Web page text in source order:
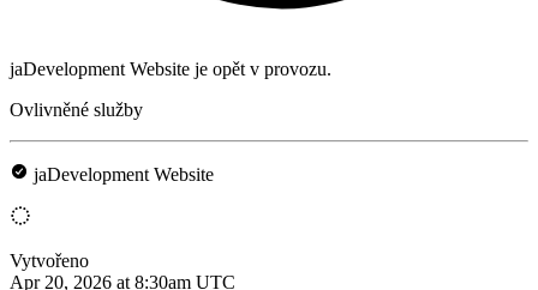
jaDevelopment Website je opět v provozu.
Ovlivněné služby
jaDevelopment Website
Vytvořeno
Apr 20, 2026 at 8:30am UTC